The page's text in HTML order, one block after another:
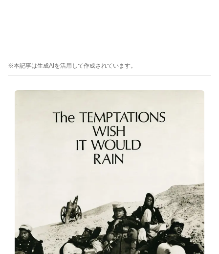
※本記事は生成AIを活用して作成されています。